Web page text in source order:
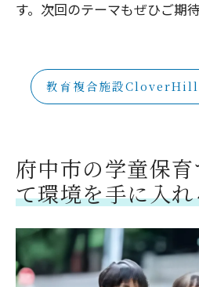
す。次回のテーマもぜひご期
教育複合施設CloverHill
府中市の学童保
て環境を手に入